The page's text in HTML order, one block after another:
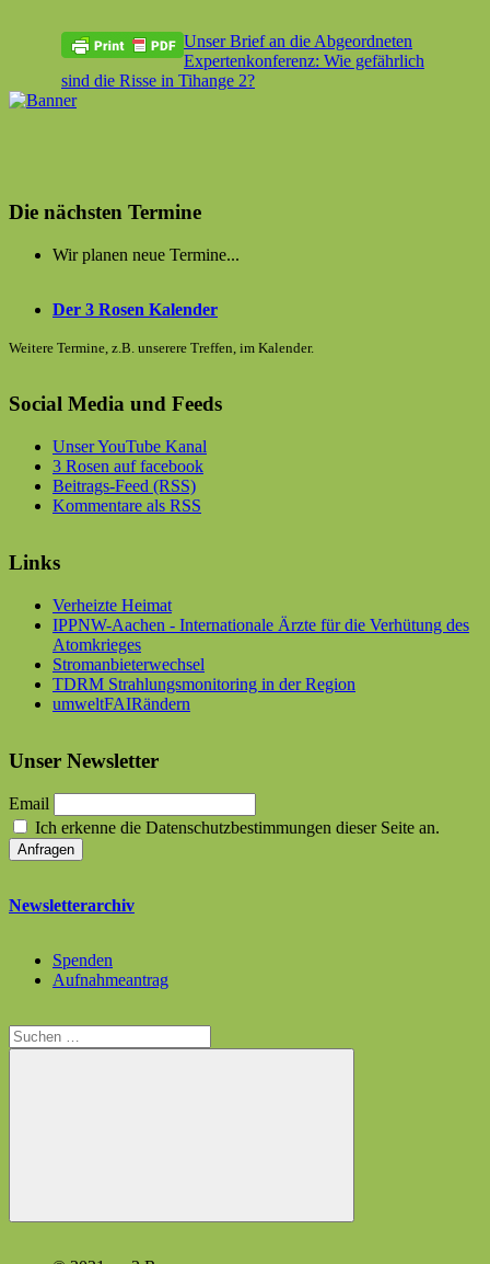
Newsletter
Beitragsnavigation
Vorheriger
Beitrag:
Unser Brief an die Abgeordneten
Nächster
Beitrag:
Expertenkonferenz: Wie gefährlich
sind die Risse in Tihange 2?
Die nächsten Termine
Wir planen neue Termine...
Der 3 Rosen Kalender
Weitere Termine, z.B. unserere Treffen, im Kalender.
Social Media und Feeds
Unser YouTube Kanal
3 Rosen auf facebook
Beitrags-Feed (RSS)
Kommentare als RSS
Links
Verheizte Heimat
IPPNW-Aachen - Internationale Ärzte für die Verhütung des
Atomkrieges
Stromanbieterwechsel
TDRM Strahlungsmonitoring in der Region
umweltFAIRändern
Unser Newsletter
Email
Ich erkenne die Datenschutzbestimmungen dieser Seite an.
Newsletterarchiv
Spenden
Aufnahmeantrag
Suchen
nach:
Suchen